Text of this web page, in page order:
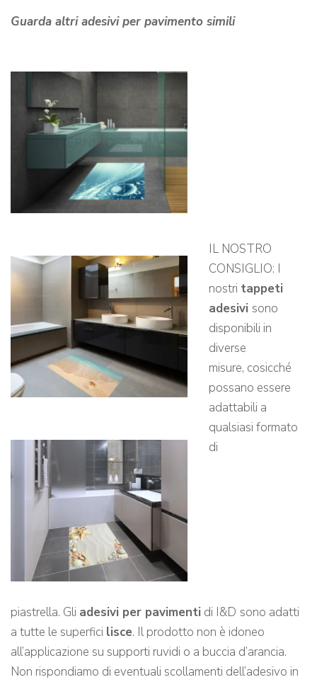
Guarda altri adesivi per pavimento simili
IL NOSTRO
CONSIGLIO: I
nostri tappeti
adesivi sono
disponibili in
diverse
misure, cosicché
possano essere
adattabili a
qualsiasi formato
di
piastrella. Gli adesivi per pavimenti di I&D sono adatti
a tutte le superfici lisce. Il prodotto non è idoneo
all’applicazione su supporti ruvidi o a buccia d’arancia.
Non rispondiamo di eventuali scollamenti dell’adesivo in